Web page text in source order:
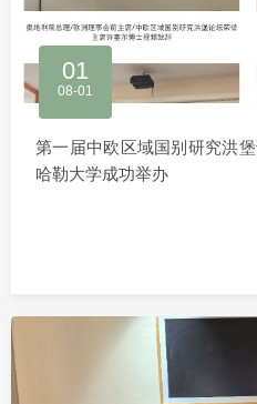
01
08-01
第一届中欧区域国别研究洪
哈勒大学成功举办